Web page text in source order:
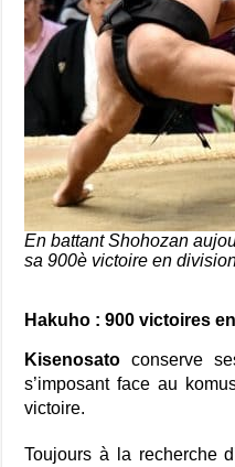
En battant Shohozan
sa 900è victoire en
Hakuho : 900 victoires
Kisenosato conserve
s’imposant face au
victoire.
Toujours à la recherche